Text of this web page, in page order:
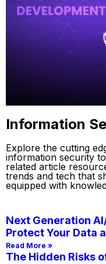
Information
Explore the cutting
information security
related article
trends and tech that
equipped with
Next Generation
Protect Your Data
Read More »
The Hidden Risks